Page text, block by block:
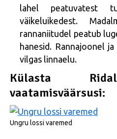
lahel peatuvatest
väikeluikedest.
rannaniitudel peatub
hanesid. Rannajoonel
vilgas linnaelu.
Külasta
vaatamisväärsusi:
Ungru lossi varemed